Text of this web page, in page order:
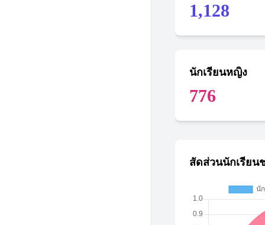
1,128
นักเรียนหญิง
776
สัดส่วนนักเรียน